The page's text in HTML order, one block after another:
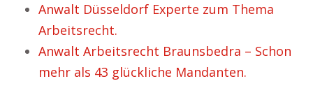
Anwalt Düsseldorf Experte zum Thema
Arbeitsrecht.
Anwalt Arbeitsrecht Braunsbedra – Schon
mehr als 43 glückliche Mandanten.